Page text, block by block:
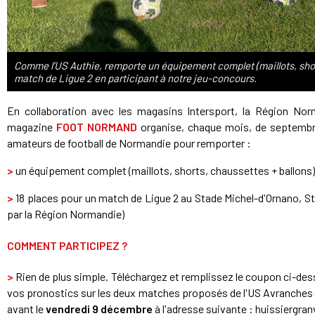
Comme l’US Authie, remporte un équipement complet (maillots,
match de Ligue 2 en participant à notre jeu-concours.
En collaboration avec les magasins Intersport, la Région
magazine FOOT NORMAND organise, chaque mois, de
amateurs de football de Normandie pour remporter :
> un équipement complet (maillots, shorts, chaussettes +
> 18 places pour un match de Ligue 2 au Stade Michel-d'Ornano,
par la Région Normandie)
COMMENT PARTICIPEZ ?
> Rien de plus simple. Téléchargez et remplissez le coupon ci-
vos pronostics sur les deux matches proposés de l'US Avranches
avant levendredi 9 décembre à l'adresse suivante :